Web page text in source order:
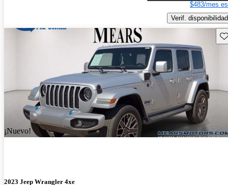
$483/mes
Verif. disponibilidad
¡Nuevo!
2023 Jeep Wrangler 4xe